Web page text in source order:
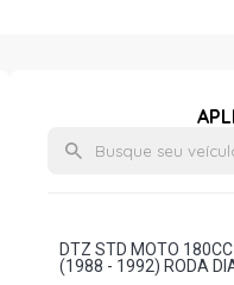
DTZ STD MOTO
(1988 - 1992) RODA